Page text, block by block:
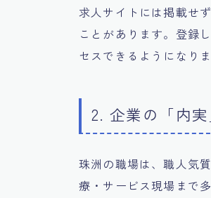
求人サイトには掲載せ
ことがあります。登録
セスできるようになりま
2. 企業の「内
珠洲の職場は、職人気
療・サービス現場まで